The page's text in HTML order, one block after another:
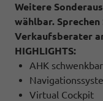
Weitere
wählbar.
Verkaufsberater
HIGHLIGHTS:
AHK schwenkbar
Virtual Cockpit